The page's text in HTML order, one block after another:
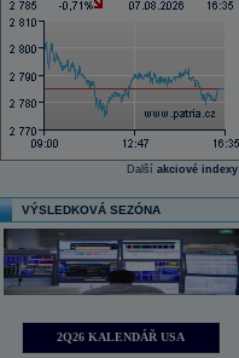
Další akciové indexy
VÝSLEDKOVÁ SEZÓNA
2Q26 KALENDÁŘ USA